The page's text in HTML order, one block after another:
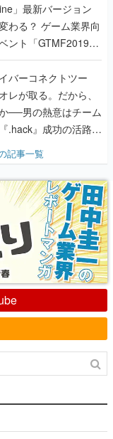
」最新バージョン
わる？ ゲーム業界向
ント「GTMF2019」
深めよう【PR】
バーコネクトツー
レが取る。だから、
──男の熱意はチーム
.hack』成功の活路を
松山 洋に流れる血は
った【若ゲのいた
記事一覧